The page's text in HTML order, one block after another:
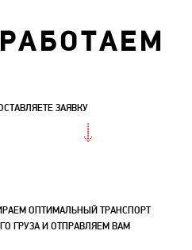
ЗАЯВКУ
ОПТИМАЛЬНЫЙ ТРАНСПОРТ
ГРУЗА И ОТПРАВЛЯЕМ ВАМ